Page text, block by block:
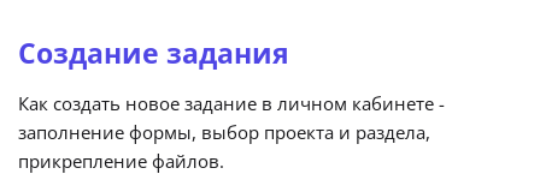
Создание задания
Как создать новое задание в личном кабинете -
заполнение формы, выбор проекта и раздела,
прикрепление файлов.